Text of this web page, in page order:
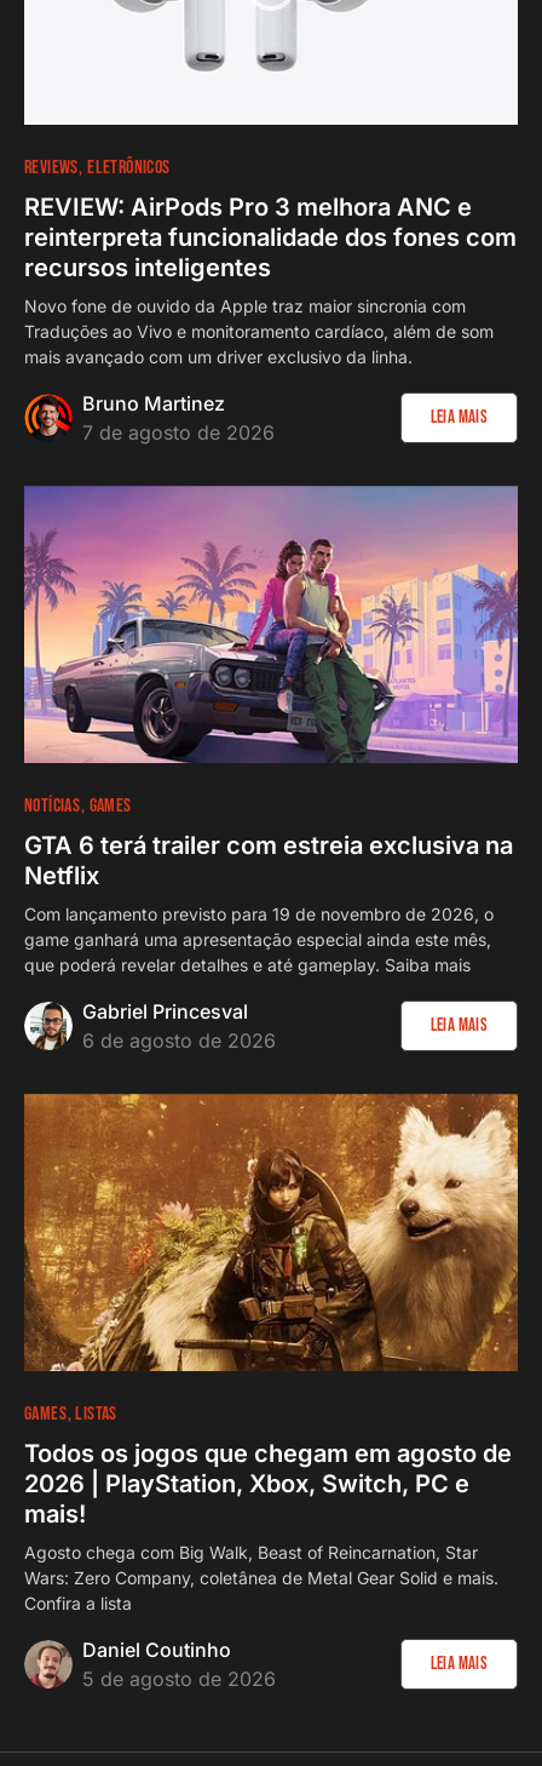
REVIEWS ELETRÔNICOS
REVIEW: AirPods Pro 3 melhora ANC e
reinterpreta funcionalidade dos fones com
recursos inteligentes
Novo fone de ouvido da Apple traz maior sincronia com
Traduções ao Vivo e monitoramento cardíaco, além de som
mais avançado com um driver exclusivo da linha.
Bruno Martinez
7 de agosto de 2026
Leia Mais
NOTÍCIAS GAMES
GTA 6 terá trailer com estreia exclusiva na
Netflix
Com lançamento previsto para 19 de novembro de 2026, o
game ganhará uma apresentação especial ainda este mês,
que poderá revelar detalhes e até gameplay. Saiba mais
Gabriel Princesval
6 de agosto de 2026
Leia Mais
GAMES LISTAS
Todos os jogos que chegam em agosto de
2026 | PlayStation, Xbox, Switch, PC e
mais!
Agosto chega com Big Walk, Beast of Reincarnation, Star
Wars: Zero Company, coletânea de Metal Gear Solid e mais.
Confira a lista
Daniel Coutinho
5 de agosto de 2026
Leia Mais